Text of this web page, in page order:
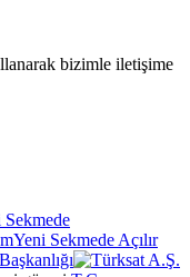
bizimle iletişime
Sekmede
Yeni Sekmede Açılır